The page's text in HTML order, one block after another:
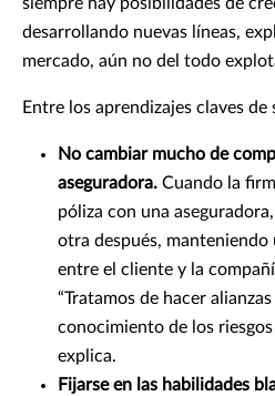
siempre hay posibilidades de
desarrollando nuevas líneas,
mercado, aún no del todo
Entre los aprendizajes claves
No cambiar mucho de
aseguradora. Cuando la
póliza con una
otra después, manteniendo
entre el cliente y la
“Tratamos de hacer
conocimiento de los riesgos
explica.
Fijarse en las habilidades